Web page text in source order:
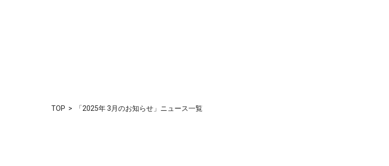
TOP 「2025年 3月のお知らせ」ニュース一覧